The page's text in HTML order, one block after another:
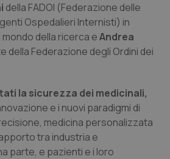
& Rettocolite Ulcerosa
patologie neurodegenerative
della FADOI (Federazione delle
Ospedalieri Internisti) in
della ricerca eAndrea
della Federazione degli Ordini dei
la sicurezza dei medicinali,
e i nuovi paradigmi di
medicina personalizzata
tra industria e
parte, e pazienti e i loro